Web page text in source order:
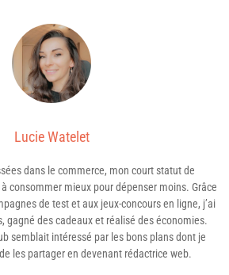
Lucie Watelet
dans le commerce, mon court statut de
consommer mieux pour dépenser moins. Grâce
de test et aux jeux-concours en ligne, j’ai
gagné des cadeaux et réalisé des économies.
semblait intéressé par les bons plans dont je
les partager en devenant rédactrice web.